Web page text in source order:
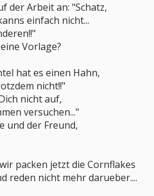
der Arbeit an: "Schatz,
einfach nicht...
Vorlage?
hat es einen Hahn,
nicht!!"
nicht auf,
versuchen..."
und der Freund,
packen jetzt die Cornflakes
reden nicht mehr darueber....